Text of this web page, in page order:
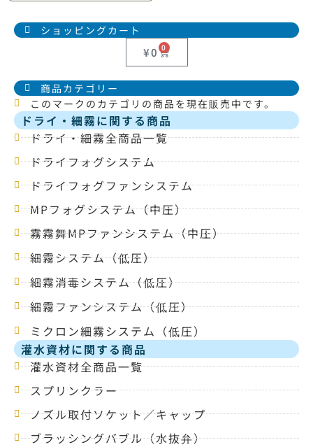
ショッピングカート
¥0 0
商品カテゴリー
このマークのカテゴリの商品を現在販売中です。
ドライ・細霧に関する商品
ドライ・細霧全商品一覧
ドライフォグシステム
ドライフォグファンシステム
MPフォグシステム（中圧）
霧霧舞MPファンシステム（中圧）
細霧システム（低圧）
細霧消毒システム（低圧）
細霧ファンシステム（低圧）
ミクロン細霧システム（低圧）
灌水資材に関する商品
灌水資材全商品一覧
スプリンクラー
ノズル取付ソケット／キャップ
ブラッシングバブル（水抜弁）